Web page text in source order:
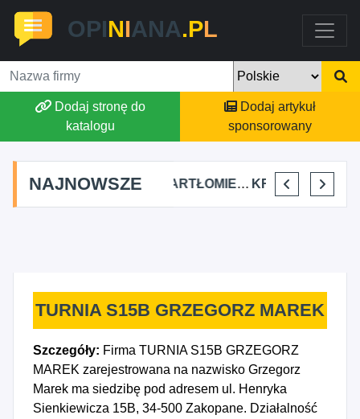
OPINIANA.PL
Dodaj stronę do
katalogu
Dodaj artykuł
sponsorowany
NAJNOWSZE
FJK-IT FILIP SZYMAŃSKI BARTŁOMIEJ DYLIK CLOUDY AFFAIRS INTERNATIONAL KRYSTIAN PISULA
TURNIA S15B GRZEGORZ MAREK
Szczegóły: Firma TURNIA S15B GRZEGORZ
MAREK zarejestrowana na nazwisko Grzegorz
Marek ma siedzibę pod adresem ul. Henryka
Sienkiewicza 15B, 34-500 Zakopane. Działalność